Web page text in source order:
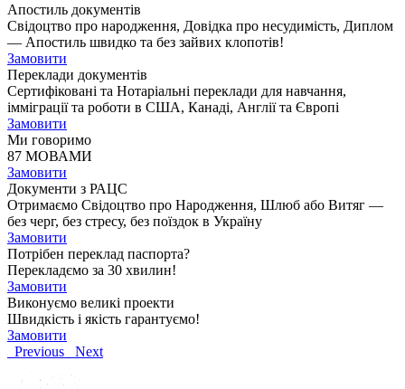
Апостиль документів
Свідоцтво про народження, Довідка про несудимість, Диплом
— Апостиль швидко та без зайвих клопотів!
Замовити
Переклади документів
Сертифіковані та Нотаріальні переклади для навчання,
імміграції та роботи в США, Канаді, Англії та Європі
Замовити
Ми говоримо
87 МОВАМИ
Замовити
Документи з РАЦС
Отримаємо Свідоцтво про Народження, Шлюб або Витяг —
без черг, без стресу, без поїздок в Україну
Замовити
Потрібен переклад паспорта?
Перекладємо за 30 хвилин!
Замовити
Виконуємо великі проекти
Швидкість і якість гарантуємо!
Замовити
Previous
Next